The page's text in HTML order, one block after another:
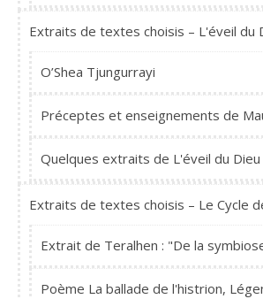
Extraits de textes choisis – L'éveil du
O’Shea Tjungurrayi
Préceptes et enseignements de
Quelques extraits de L'éveil du
Extraits de textes choisis – Le Cycle
Extrait de Teralhen : "De la
Poème La ballade de l'histrion,